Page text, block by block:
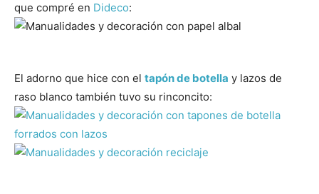
que compré en Dideco:
El adorno que hice con el tapón de botella y lazos de
raso blanco también tuvo su rinconcito: